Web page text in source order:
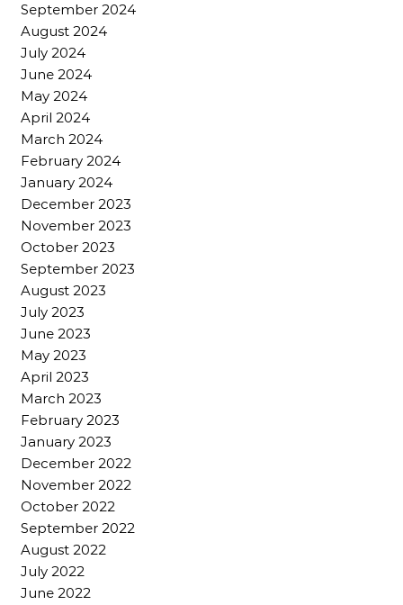
September 2024
August 2024
July 2024
June 2024
May 2024
April 2024
March 2024
February 2024
January 2024
December 2023
November 2023
October 2023
September 2023
August 2023
July 2023
June 2023
May 2023
April 2023
March 2023
February 2023
January 2023
December 2022
November 2022
October 2022
September 2022
August 2022
July 2022
June 2022